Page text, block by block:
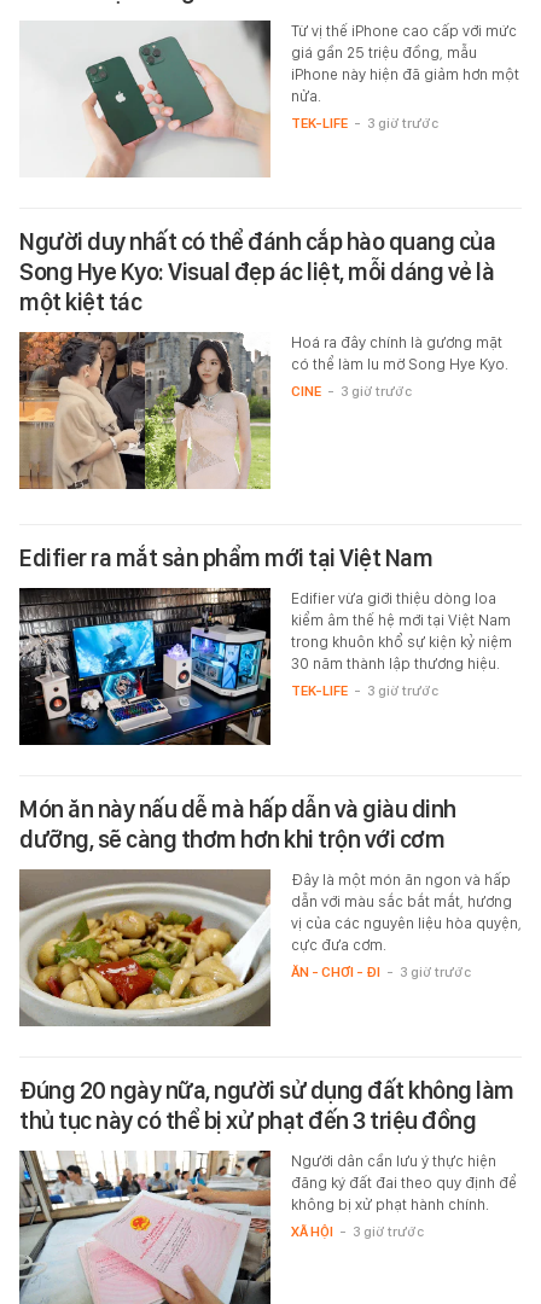
Từ vị thế iPhone cao cấp với mức
giá gần 25 triệu đồng, mẫu
iPhone này hiện đã giảm hơn một
nửa.
TEK-LIFE - 3 giờ trước
Người duy nhất có thể đánh cắp hào quang của
Song Hye Kyo: Visual đẹp ác liệt, mỗi dáng vẻ là
một kiệt tác
Hoá ra đây chính là gương mặt
có thể làm lu mờ Song Hye Kyo.
CINE - 3 giờ trước
Edifier ra mắt sản phẩm mới tại Việt Nam
Edifier vừa giới thiệu dòng loa
kiểm âm thế hệ mới tại Việt Nam
trong khuôn khổ sự kiện kỷ niệm
30 năm thành lập thương hiệu.
TEK-LIFE - 3 giờ trước
Món ăn này nấu dễ mà hấp dẫn và giàu dinh
dưỡng, sẽ càng thơm hơn khi trộn với cơm
Đây là một món ăn ngon và hấp
dẫn với màu sắc bắt mắt, hương
vị của các nguyên liệu hòa quyện,
cực đưa cơm.
ĂN - CHƠI - ĐI - 3 giờ trước
Đúng 20 ngày nữa, người sử dụng đất không làm
thủ tục này có thể bị xử phạt đến 3 triệu đồng
Người dân cần lưu ý thực hiện
đăng ký đất đai theo quy định để
không bị xử phạt hành chính.
XÃ HỘI - 3 giờ trước